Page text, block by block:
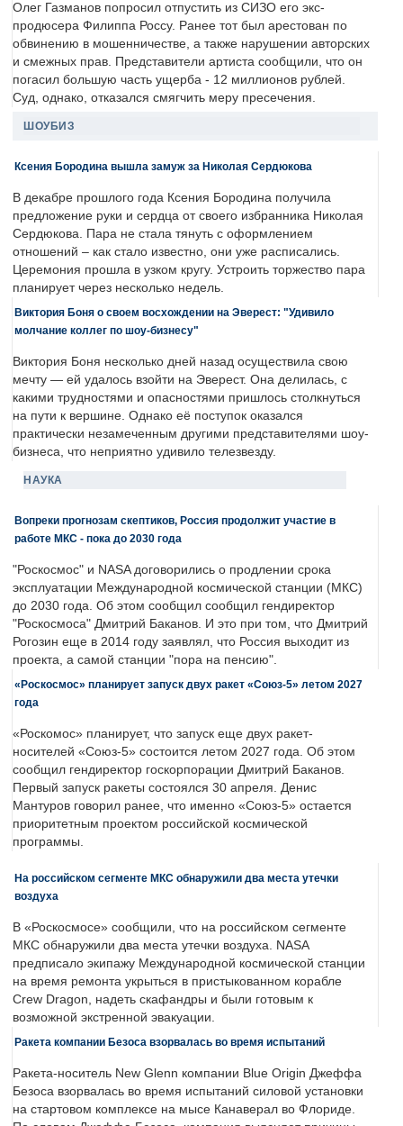
Олег Газманов попросил отпустить из СИЗО его экс-
продюсера Филиппа Россу. Ранее тот был арестован по
обвинению в мошенничестве, а также нарушении авторских
и смежных прав. Представители артиста сообщили, что он
погасил большую часть ущерба - 12 миллионов рублей.
Суд, однако, отказался смягчить меру пресечения.
ШОУБИЗ
Ксения Бородина вышла замуж за Николая Сердюкова
В декабре прошлого года Ксения Бородина получила
предложение руки и сердца от своего избранника Николая
Сердюкова. Пара не стала тянуть с оформлением
отношений – как стало известно, они уже расписались.
Церемония прошла в узком кругу. Устроить торжество пара
планирует через несколько недель.
Виктория Боня о своем восхождении на Эверест: "Удивило
молчание коллег по шоу-бизнесу"
Виктория Боня несколько дней назад осуществила свою
мечту — ей удалось взойти на Эверест. Она делилась, с
какими трудностями и опасностями пришлось столкнуться
на пути к вершине. Однако её поступок оказался
практически незамеченным другими представителями шоу-
бизнеса, что неприятно удивило телезвезду.
НАУКА
Вопреки прогнозам скептиков, Россия продолжит участие в
работе МКС - пока до 2030 года
"Роскосмос" и NASA договорились о продлении срока
эксплуатации Международной космической станции (МКС)
до 2030 года. Об этом сообщил сообщил гендиректор
"Роскосмоса" Дмитрий Баканов. И это при том, что Дмитрий
Рогозин еще в 2014 году заявлял, что Россия выходит из
проекта, а самой станции "пора на пенсию".
«Роскосмос» планирует запуск двух ракет «Союз-5» летом 2027
года
«Роскомос» планирует, что запуск еще двух ракет-
носителей «Союз-5» состоится летом 2027 года. Об этом
сообщил гендиректор госкорпорации Дмитрий Баканов.
Первый запуск ракеты состоялся 30 апреля. Денис
Мантуров говорил ранее, что именно «Союз-5» остается
приоритетным проектом российской космической
программы.
На российском сегменте МКС обнаружили два места утечки
воздуха
В «Роскосмосе» сообщили, что на российском сегменте
МКС обнаружили два места утечки воздуха. NASA
предписало экипажу Международной космической станции
на время ремонта укрыться в пристыкованном корабле
Crew Dragon, надеть скафандры и были готовым к
возможной экстренной эвакуации.
Ракета компании Безоса взорвалась во время испытаний
Ракета-носитель New Glenn компании Blue Origin Джеффа
Безоса взорвалась во время испытаний силовой установки
на стартовом комплексе на мысе Канаверал во Флориде.